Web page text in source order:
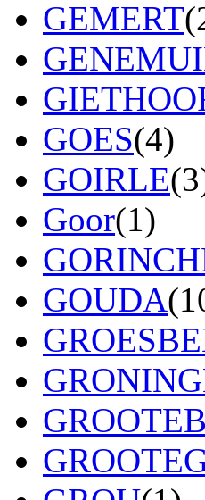
GEMERT
GOES(4)
GOIRLE
Goor(1)
GOUDA